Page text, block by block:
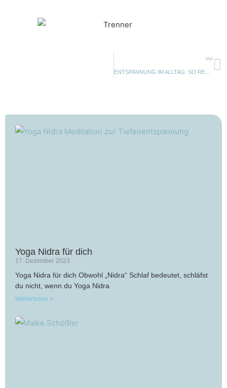
Vor
ENTSPANNUNG IM ALLTAG: SO RELAXEN KINDER (TEIL 1)
Yoga Nidra für dich
17. Dezember 2023
Yoga Nidra für dich Obwohl „Nidra“ Schlaf bedeutet, schläfst
du nicht, wenn du Yoga Nidra
Weiterlesen »